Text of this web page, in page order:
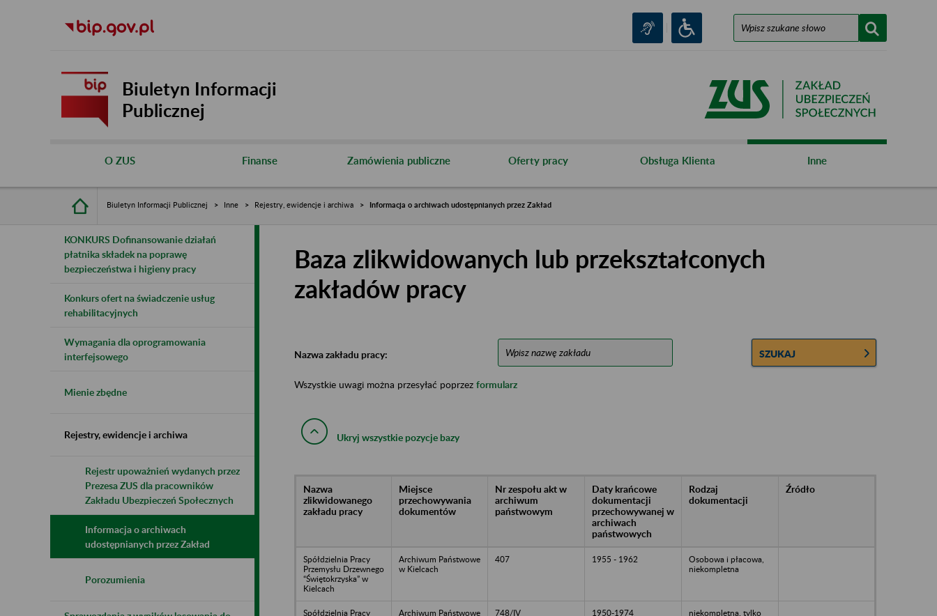
Biuletyn Informacji
Publicznej
O ZUS Finanse Zamówienia publiczne Oferty pracy Obsługa Klienta Inne
Biuletyn Informacji Publicznej Inne Rejestry, ewidencje i archiwa Informacja o archiwach udostępnianych przez Zakład
KONKURS Dofinansowanie działań
płatnika składek na poprawę
bezpieczeństwa i higieny pracy
Konkurs ofert na świadczenie usług
rehabilitacyjnych
Wymagania dla oprogramowania
interfejsowego
Mienie zbędne
Rejestry, ewidencje i archiwa
Rejestr upoważnień wydanych przez
Prezesa ZUS dla pracowników
Zakładu Ubezpieczeń Społecznych
Informacja o archiwach
udostępnianych przez Zakład
Porozumienia
Baza zlikwidowanych lub przekształconych
zakładów pracy
Nazwa zakładu pracy: SZUKAJ
Wszystkie uwagi można przesyłać poprzez formularz
Ukryj wszystkie pozycje bazy
Nazwa
zlikwidowanego
zakładu pracy
Miejsce
przechowywania
dokumentów
Nr zespołu akt w
archiwum
państwowym
Daty krańcowe
dokumentacji
przechowywanej w
archiwach
państwowych
Rodzaj
dokumentacji
Źródło
Spółdzielnia Pracy
Przemysłu Drzewnego
“Świętokrzyska” w
Kielcach
Archiwum Państwowe
w Kielcach
407 1955 - 1962
Osobowa i płacowa,
niekompletna
Spółdzielnia Pracy
Archiwum Państwowe
748/IV 1950-1974
niekompletna, tylko